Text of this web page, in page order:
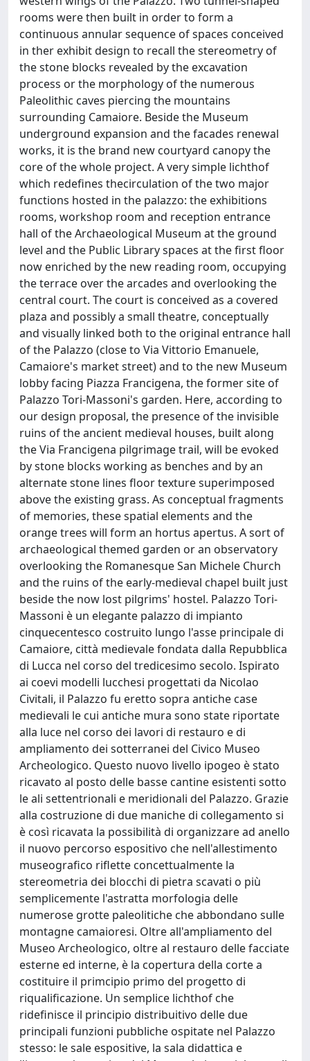
rooms were then built in order to form a
continuous annular sequence of spaces conceived
in ther exhibit design to recall the stereometry of
the stone blocks revealed by the excavation
process or the morphology of the numerous
Paleolithic caves piercing the mountains
surrounding Camaiore. Beside the Museum
underground expansion and the facades renewal
works, it is the brand new courtyard canopy the
core of the whole project. A very simple lichthof
which redefines thecirculation of the two major
functions hosted in the palazzo: the exhibitions
rooms, workshop room and reception entrance
hall of the Archaeological Museum at the ground
level and the Public Library spaces at the first floor
now enriched by the new reading room, occupying
the terrace over the arcades and overlooking the
central court. The court is conceived as a covered
plaza and possibly a small theatre, conceptually
and visually linked both to the original entrance hall
of the Palazzo (close to Via Vittorio Emanuele,
Camaiore's market street) and to the new Museum
lobby facing Piazza Francigena, the former site of
Palazzo Tori-Massoni's garden. Here, according to
our design proposal, the presence of the invisible
ruins of the ancient medieval houses, built along
the Via Francigena pilgrimage trail, will be evoked
by stone blocks working as benches and by an
alternate stone lines floor texture superimposed
above the existing grass. As conceptual fragments
of memories, these spatial elements and the
orange trees will form an hortus apertus. A sort of
archaeological themed garden or an observatory
overlooking the Romanesque San Michele Church
and the ruins of the early-medieval chapel built just
beside the now lost pilgrims' hostel. Palazzo Tori-
Massoni è un elegante palazzo di impianto
cinquecentesco costruito lungo l'asse principale di
Camaiore, città medievale fondata dalla Repubblica
di Lucca nel corso del tredicesimo secolo. Ispirato
ai coevi modelli lucchesi progettati da Nicolao
Civitali, il Palazzo fu eretto sopra antiche case
medievali le cui antiche mura sono state riportate
alla luce nel corso dei lavori di restauro e di
ampliamento dei sotterranei del Civico Museo
Archeologico. Questo nuovo livello ipogeo è stato
ricavato al posto delle basse cantine esistenti sotto
le ali settentrionali e meridionali del Palazzo. Grazie
alla costruzione di due maniche di collegamento si
è così ricavata la possibilità di organizzare ad anello
il nuovo percorso espositivo che nell'allestimento
museografico riflette concettualmente la
stereometria dei blocchi di pietra scavati o più
semplicemente l'astratta morfologia delle
numerose grotte paleolitiche che abbondano sulle
montagne camaioresi. Oltre all'ampliamento del
Museo Archeologico, oltre al restauro delle facciate
esterne ed interne, è la copertura della corte a
costituire il primcipio primo del progetto di
riqualificazione. Un semplice lichthof che
ridefinisce il principio distribuitivo delle due
principali funzioni pubbliche ospitate nel Palazzo
stesso: le sale espositive, la sala didattica e